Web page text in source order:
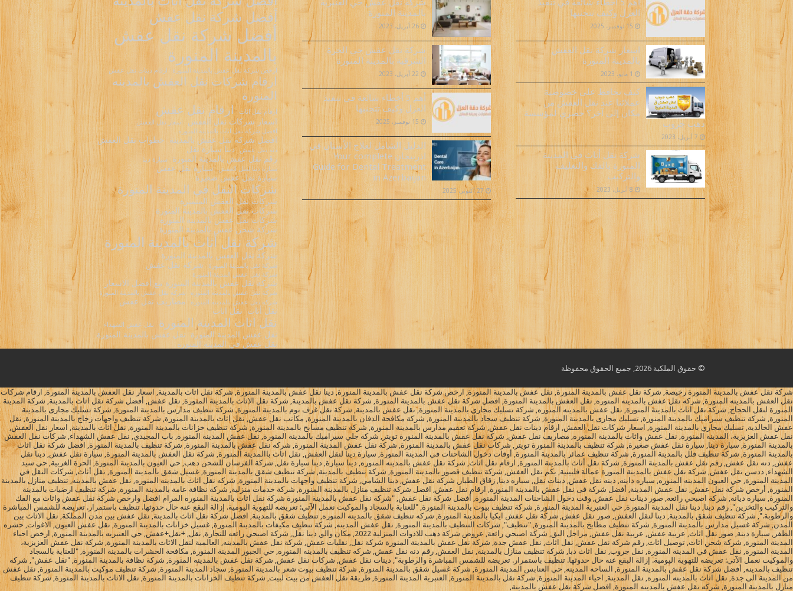
أهم 5 أخطاء شائعة في تنفيذ
العزل وكيف تتجنبها
15 نوفمبر، 2025
اسعار شركة نقل العفش
بالمدينة المنورة
1 مايو، 2023
كيف نحافظ على خصوصية
عملائنا عند نقل العفش من
مكان إلى آخر؟ حصري لمؤسسة
دهب جروب
7 أبريل، 2023
شركة نقل أثاث فى المدينة
المنورة بالفك والتغليف
والتركيب
8 أبريل، 2023
شركة نقل عفش حي العنبرية
بالمدينة المنورة
26 أبريل، 2023
شركة نقل عفش حي الحرة
الشرقية بالمدينة المنورة
22 أبريل، 2023
أهم 5 أخطاء شائعة في تنفيذ
العزل وكيف تتجنبها
15 نوفمبر، 2025
الدليل الشامل لعلاج الأسنان في
اذربيجان Your complete
Guide for Dental Treatment
in Azerbaijan
27 أكتوبر، 2025
أفضل شركة نقل عفش
أفضل شركة نقل عفش
بالمدينة المنورة
ارخص شركة نقل عفش بالمدينة المنورة ارقام دينات نقل عفش
ارقام شركات نقل العفش بالمدينه
المنورة
ارقام نقل اثاث ارقام نقل عفش
اسعار شركات نقل العفش
اسعار نقل العفش
افضل شركة نقل اثاث بالمدينة المنورة
افضل شركة نقل عفش بالمدينة خطوات نقل العفش
دنه نقل عفش
دينا سيارة نقل
رقم نقل عفش بالمدينة المنورة
سيارة دينا
سيارة دينا لنقل العفش
سيارة نقل عفش
سيارة نقل عفش صغيرة
شركات النقل في المدينة المنورة
شركات نقل العفش المتميزة
شركات نقل العفش بالمدينة المنورة
شركات نقل عفش بالمدينة المنورة
شركة شحن عفش بالمدينة المنورة
شركة نقل أثاث بالمدينة المنورة
شركة نقل العفش بالمدينة المنورة
شركة نقل بالمدينة المنورة شركة نقل عفش
شركة نقل عفش المدينة المنورة
شركة نقل عفش بالمدينة المنورة مع أفضل الاسعار
شركة نقل عفش بالمدينه المنوره
شركه نقل عفش بالمدينة المنورة
شركه نقل عفش بالمدينه المنورة
مصاريف نقل عفش
نقل أثاث
نقل اثاث
نقل اثاث المدينة المنورة نقل عفش الشهداء
نقل عفش المدينة المنورة
نقل عفش بالمدينة المنورة
نقل عفش في المدينة المنورة
© حقوق الملكية 2026, جميع الحقوق محفوظة
شركة نقل عفش بالمدينة المنورة رخيصة, شركة نقل عفش بالمدينة المنورة, نقل عفش بالمدينة المنورة, ارخص شركة نقل عفش بالمدينة المنورة, دينا نقل عفش بالمدينة المنورة, شركة نقل اثاث بالمدينة, اسعار نقل العفش بالمدينة المنورة, ارقام شركات
نقل العفش بالمدينه المنورة, شركه نقل عفش بالمدينه المنوره, نقل العفش بالمدينة المنورة, افضل شركة نقل عفش بالمدينة المنورة, شركة نقل عفش بالمدينة, شركة نقل الاثاث بالمدينة المنورة, نقل عفش, أفضل شركة نقل اثاث بالمدينة, شركة المدينة
المنورة لنقل الحجاج, شركة نقل اثاث بالمدينة المنورة, نقل عفش بالمدينه المنوره, شركة تسليك مجاري بالمدينة المنورة, نقل عفش بالمدينة, شركة نقل غرف نوم بالمدينة المنورة, شركة تنظيف مدارس بالمدينة المنورة, شركة تسليك مجارى بالمدينة
المنورة, شركة تنظيف سيراميك بالمدينة المنورة, تسليك مجارى بالمدينة المنورة, شركة تنظيف سجاد بالمدينة المنورة, شركة مكافحة الدفان بالمدينة المنورة, مكاتب نقل عفش, نقل اثاث بالمدينة المنورة, شركة تنظيف واجهات زجاج بالمدينة المنورة, نقل
عفش الخالدية, تسليك مجاري بالمدينة المنورة, اسعار شركات نقل العفش, ارقام دينات نقل عفش, شركة تعقيم مدارس بالمدينة المنورة, شركة تنظيف مسابح بالمدينة المنورة, شركة تنظيف خزانات بالمدينة المنورة, نقل اثاث بالمدينة, اسعار نقل العفش,
نقل عفش العزيزية، المدينة المنورة, نقل عفش واثاث بالمدينة المنوره, مصاريف نقل عفش, شركة نقل عفش بالمدينة المنورة تويتر, شركة جلي سيراميك بالمدينة المنورة, نقل عفش المدينة المنورة, باب المجيدي, نقل عفش الشهداء, شركات نقل العفش
بالمدينة المنورة, سيارة دينا, سيارة نقل عفش صغيرة, شركة تنظيف بالمدينة المنورة تويتر, شركات نقل عفش بالمدينة المنورة, شركة نقل عفش المدينة المنورة, شركه نقل عفش بالمدينة المنورة, شركة تنظيف بالمدينة المنورة, افضل شركة نقل اثاث
بالمدينة المنورة, شركة تنظيف فلل بالمدينة المنورة, شركة تنظيف عمائر بالمدينة المنورة, أوقات دخول الشاحنات في المدينة المنورة, سيارة دينا لنقل العفش, نقل اثاث باالمدينة المنورة, شركة نقل العفش بالمدينة المنورة, سيارة نقل عفش, دينا نقل
عفش, دنه نقل عفش, رقم نقل عفش بالمدينة المنورة, شركة نقل أثاث بالمدينة المنورة, ارقام نقل اثاث, شركة نقل عفش بالمدينه المنوره, دينا سيارة, دينا سيارة نقل, شركة الفرسان للشحن دهب, حي العيون بالمدينة المنورة, الحرة الغربية, حي سيد
الشهداء, ددسن نقل عفش, شركة نقل عفش بالمدينة المنورة عمالة فلبينية, بكم نقل العفش, شركة تنظيف قصور بالمدينة المنورة, شركة تنظيف بالمدينة, شركة تنظيف شقق بالمدينة المنورة, غسيل شقق بالمدينة المنورة, نقل أثاث, شركات النقل في
المدينة المنورة, حي العيون المدينه المنوره, سياره داينه, دينه نقل عفش, دينات نقل, سياره دينا, زقاق الطيار, شركة نقل عفش, دينا الشامي, شركة تنظيف واجهات بالمدينة المنورة, شركه نقل اثاث بالمدينه المنوره, نقل عفش بالمدينه, تنظيف منازل بالمدينة
المنورة, أرخص شركة نقل عفش, نقل عفش المدينة, أفضل شركة فى نقل عفش بالمدينة المنورة, ارقام نقل عفش, افضل شركة تنظيف منازل بالمدينة المنورة, شركة خدمات منزلية, شركة نظافة عامة بالمدينة المنورة, شركة تنظيف ارضيات بالمدينة
المنورة, سياره ديانه, شركة اصبحي رائعه, صور دينات نقل عفش, وقت دخول الشاحنات المدينة المنورة, أفضل شركة نقل عفش, "شركة نقل عفش بالمدينة المنورة شركة نقل اثاث بالمدينة المنوره المرام افضل وارخص شركة نقل عفش واثاث مع الفك
والتركيب والتخزين", رقم دينا, دينا نقل المدينة المنورة, حي العنبرية المدينة المنورة, شركة تنظيف بيوت بالمدينة المنورة, "للعناية بالسجاد والموكيت نعمل الآتي: تعريضه للتهوية اليومية. إزالة البقع عنه حال حدوثها. تنظيف باستمرار. تعريضه للشمس المباشرة
والرطوبة.", شركة تنظيف شقق بالمدينة, دينا لنقل العفش, صور نقل عفش, شركة نقل عفش ايكيا بالمدينة المنورة, شركه تنظيف شقق بالمدينه المنوره, تنظيف شقق بالمدينة, افضل شركة نقل اثاث بالمدينة, نقل عفش بين مدن المملكة, نقل الاثاث بين
المدن, شركة غسيل مدارس بالمدينة المنورة, شركة تنظيف مطابخ بالمدينة المنورة, "تنظيف", شركات التنظيف بالمدينة المنورة, نقل عفش المدينه, شركة تنظيف مكيفات بالمدينة المنورة, غسيل خزانات بالمدينة المنورة, نقل عفش العيون, الاغوات, حشره
الظفر, سيارة دينة, صور نقل اثاث, عربية عفش, عربية نقل عفش, مراحل البق, شركة اصبحي رائعة, عروض شركة دهب للادوات المنزلية 2022, مكان والو, دينا نقل, شركة اصبحي رائعه للتجارة, نقل, +نقل+عفش, حي العنبريه بالمدينة المنورة, ارخص احياء
المدينة المنورة, شركة شحن اثاث, توصيل اثاث, رقم شركة نقل عفش, نقل اثاث, نقل عفش جدة, شركة نقل عفش بالمدينة المنورة شركة نقل, نقليات عفش, شركة نقل عفش بالمدينه, العالمية لنقل الاثاث بالمدينة المنورة, شركة نقل عفش العزيزية،
المدينة المنورة, نقل عفش في المدينة المنورة, نقل جروب, نقل اثاث دبا, شركة تنظيف منازل بالمدينة, نقل العفش, رقم دنه نقل عفش, شركه تنظيف بالمدينه المنوره, حي الجبور المدينة المنورة, مكافحة الحشرات بالمدينة المنورة, "للعناية بالسجاد
والموكيت نعمل الآتي: تعريضه للتهوية اليومية. إزالة البقع عنه حال حدوثها. تنظيف باستمرار. تعريضه للشمس المباشرة والرطوبة", دينات نقل عفش, شركات نقل عفش, شركة نقل عفش بالمدينه المنورة, شركة نظافة بالمدينة المنورة, "نقل عفش", شركه
تنظيف بالمدينه, أفضل شركة نقل عفش بالمدينة المنورة, الساحه المدينه, حي العنابس المدينة المنورة, شركة غسيل شقق بالمدينة المنورة, شركة تنظيف بيوت شعر بالمدينة المنورة, سجاد المدينة المنورة, شركة تنظيف موكيت بالمدينة المنورة, نقل عفش
من المدينة الى جدة, نقل اثاث بالمدينه المنوره, نقل المدينة, احياء المدينة المنورة, شركة نقل بالمدينة المنورة, العنبرية المدينة المنورة, طريقة نقل العفش من بيت لبيت, شركة تنظيف الخزانات بالمدينة المنورة, نقل الاثاث بالمدينة المنورة, شركة تنظيف
منازل بالمدينة المنورة, شركه نقل عفش بالمدينه المنورة, افضل شركة نقل عفش بالمدينة,